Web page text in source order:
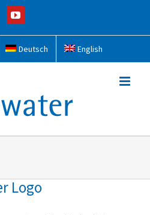
YouTube
Deutsch English
Logo